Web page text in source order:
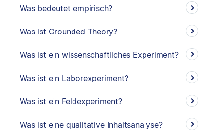
Was bedeutet empirisch?
Was ist Grounded Theory?
Was ist ein wissenschaftliches Experiment?
Was ist ein Laborexperiment?
Was ist ein Feldexperiment?
Was ist eine qualitative Inhaltsanalyse?